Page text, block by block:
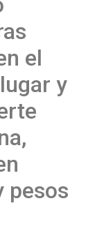
el
y
pesos